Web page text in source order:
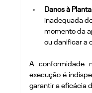
Danos à
inadequada
momento da
ou danificar a
A conformidade
execução é
garantir a eficácia